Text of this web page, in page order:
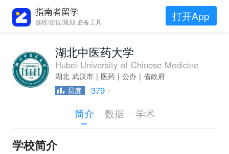
指南者留学
选校/定位/规划 必备工具 打开App
湖北中医药大学
Hubei University of Chinese Medicine
湖北 武汉市 | 医药 | 公办 | 省政府
379
简介 数据 学术
学校简介